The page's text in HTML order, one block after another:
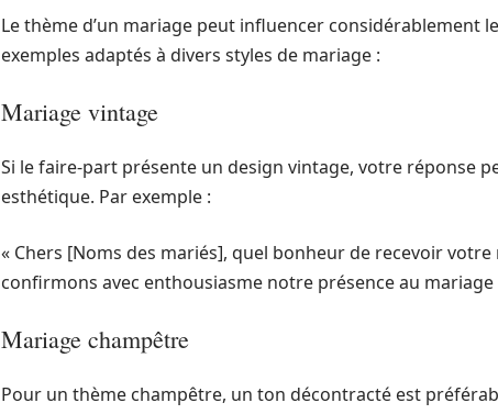
Le thème d’un mariage peut influencer considérablement
exemples adaptés à divers styles de mariage :
Mariage vintage
Si le faire-part présente un design vintage, votre réponse
esthétique. Par exemple :
« Chers [Noms des mariés], quel bonheur de recevoir
confirmons avec enthousiasme notre présence au mariage
Mariage champêtre
Pour un thème champêtre, un ton décontracté est